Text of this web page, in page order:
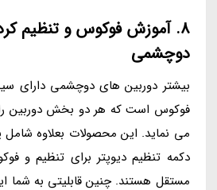
8. آموزش فوکوس و تنظیم
دوچشمی
بیشتر دوربین های دوچشمی دارای
فوکوس است که هر دو بخش دوربین
می نماید. این محصولات بعلاوه
دکمه تنظیم دیوپتر برای تنظیم
مستقل هستند. چنین قابلیتی به شما